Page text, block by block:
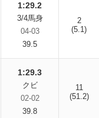
1:29.2
3/4馬身
04-03
39.5
2
(5.1)
1:29.3
クビ
02-02
39.8
11
(51.2)